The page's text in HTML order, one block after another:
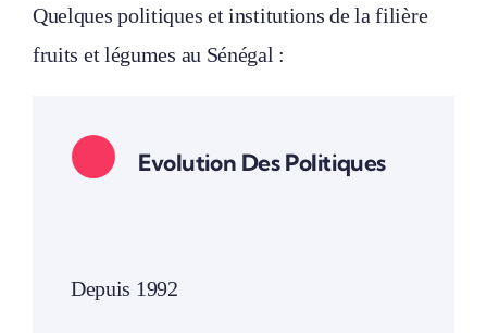
Quelques politiques et institutions de la filière
fruits et légumes au Sénégal :
Evolution Des Politiques
Depuis 1992